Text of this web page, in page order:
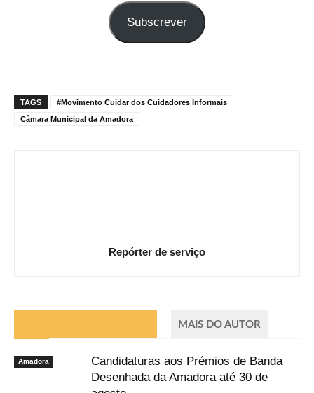
Subscrever
TAGS
#Movimento Cuidar dos Cuidadores Informais
Câmara Municipal da Amadora
Repórter de serviço
MAIS DO AUTOR
Amadora
Candidaturas aos Prémios de Banda
Desenhada da Amadora até 30 de